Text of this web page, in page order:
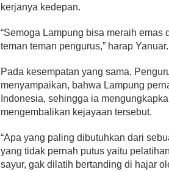
kerjanya kedepan.
“Semoga Lampung bisa meraih
teman teman pengurus,” harap Yanuar.
Pada kesempatan yang sama,
menyampaikan, bahwa Lampung
Indonesia, sehingga ia
mengembalikan kejayaan tersebut.
“Apa yang paling dibutuhkan dari
yang tidak pernah putus yaitu
sayur, gak dilatih bertanding di hajar